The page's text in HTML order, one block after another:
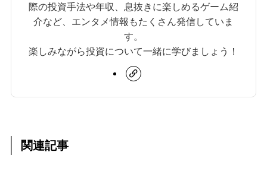
際の投資手法や年収、息抜きに楽しめるゲーム紹
介など、エンタメ情報もたくさん発信していま
す。
楽しみながら投資について一緒に学びましょう！
関連記事